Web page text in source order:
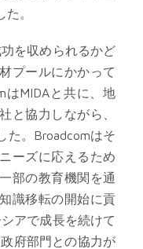
。
を収められるかど
プールにかかって
はMIDAと共に、地
と協力しながら、
た。Broadcomはそ
ーズに応えるため
部の教育機関を通
識移転の開始に貢
アで成長を続けて
府部門との協力が